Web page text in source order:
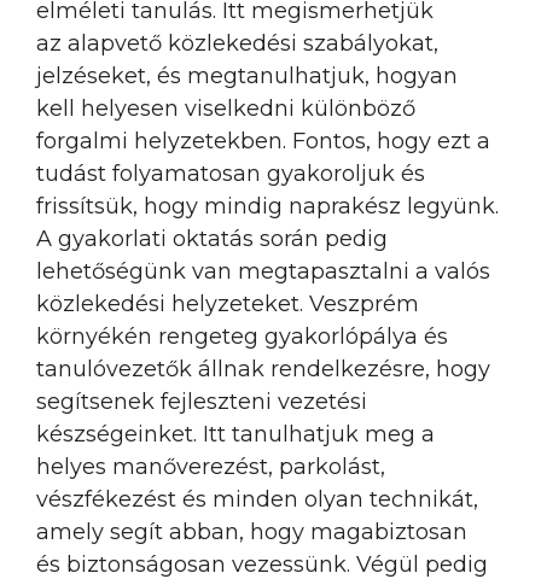
elméleti tanulás. Itt megismerhetjük
az alapvető közlekedési szabályokat,
jelzéseket, és megtanulhatjuk, hogyan
kell helyesen viselkedni különböző
forgalmi helyzetekben. Fontos, hogy ezt a
tudást folyamatosan gyakoroljuk és
frissítsük, hogy mindig naprakész legyünk.
A gyakorlati oktatás során pedig
lehetőségünk van megtapasztalni a valós
közlekedési helyzeteket. Veszprém
környékén rengeteg gyakorlópálya és
tanulóvezetők állnak rendelkezésre, hogy
segítsenek fejleszteni vezetési
készségeinket. Itt tanulhatjuk meg a
helyes manőverezést, parkolást,
vészfékezést és minden olyan technikát,
amely segít abban, hogy magabiztosan
és biztonságosan vezessünk. Végül pedig